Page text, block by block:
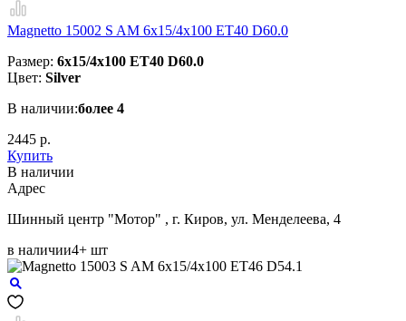
Magnetto 15002 S AM 6x15/4x100 ET40 D60.0
Размер: 6x15/4x100 ET40 D60.0
Цвет: Silver
В наличии:более 4
2445 р.
Купить
В наличии
Aдрес
Шинный центр "Мотор" , г. Киров, ул. Менделеева, 4
в наличии4+ шт